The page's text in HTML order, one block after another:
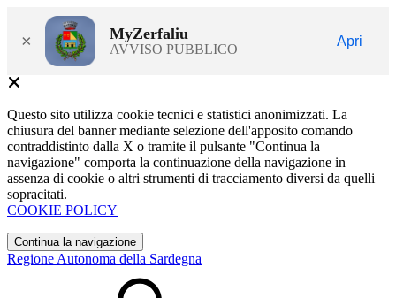
× MyZerfaliu
AVVISO PUBBLICO
Apri
Questo sito utilizza cookie tecnici e statistici anonimizzati. La
chiusura del banner mediante selezione dell'apposito comando
contraddistinto dalla X o tramite il pulsante "Continua la
navigazione" comporta la continuazione della navigazione in
assenza di cookie o altri strumenti di tracciamento diversi da quelli
sopracitati.
COOKIE POLICY
Continua la navigazione
Regione Autonoma della Sardegna